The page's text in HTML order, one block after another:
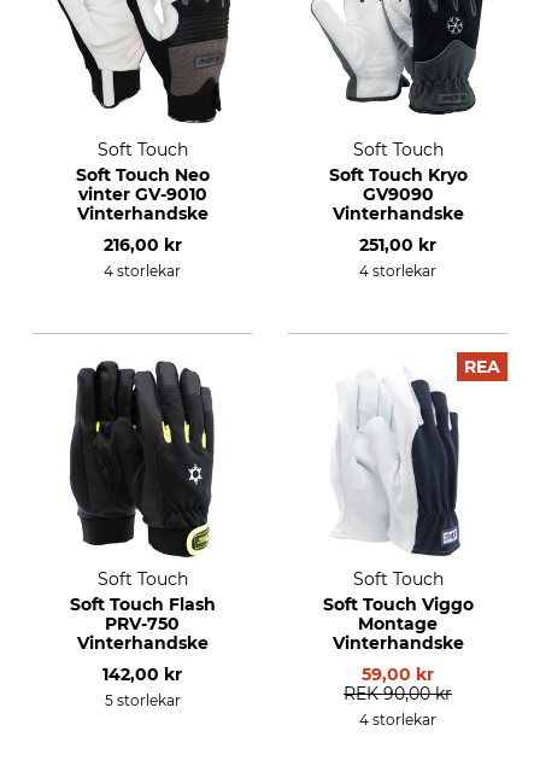
Soft Touch
Soft Touch Neo
vinter GV-9010
Vinterhandske
216,00 kr
4 storlekar
Soft Touch
Soft Touch Kryo
GV9090
Vinterhandske
251,00 kr
4 storlekar
Soft Touch
Soft Touch Flash
PRV-750
Vinterhandske
142,00 kr
5 storlekar
REA
Soft Touch
Soft Touch Viggo
Montage
Vinterhandske
59,00 kr
REK 90,00 kr
4 storlekar